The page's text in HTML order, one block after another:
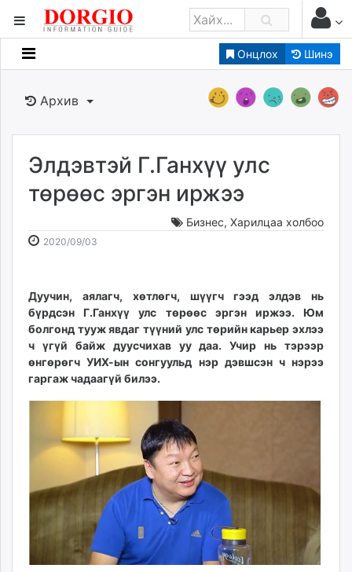
Онцлох Шинэ
Мэдээллийн
Банк санхүү
Бизнес ААН
Төрийн
Нийслэлийн
Gogo.mn
zindaa.mn
Baabar.mn
tovch.mn
ikon.mn
mnb.mn
Livetv.mn
24tsag.mn
eagle.mn
ergelt.mn
today.mn
Архив
Элдэвтэй Г.Ганхүү улс
төрөөс эргэн иржээ
Бизнес, Харилцаа холбоо
2020/09/03
09:32:00
10:34:38
Дуучин, аялагч, хөтлөгч, шүүгч гээд элдэв нь
бүрдсэн Г.Ганхүү улс төрөөс эргэн иржээ. Юм
болгонд тууж явдаг түүний улс төрийн карьер эхлээ
ч үгүй байж дуусчихав уу даа. Учир нь тэрээр
өнгөрөгч УИХ-ын сонгуульд нэр дэвшсэн ч нэрээ
гаргаж чадаагүй билээ.